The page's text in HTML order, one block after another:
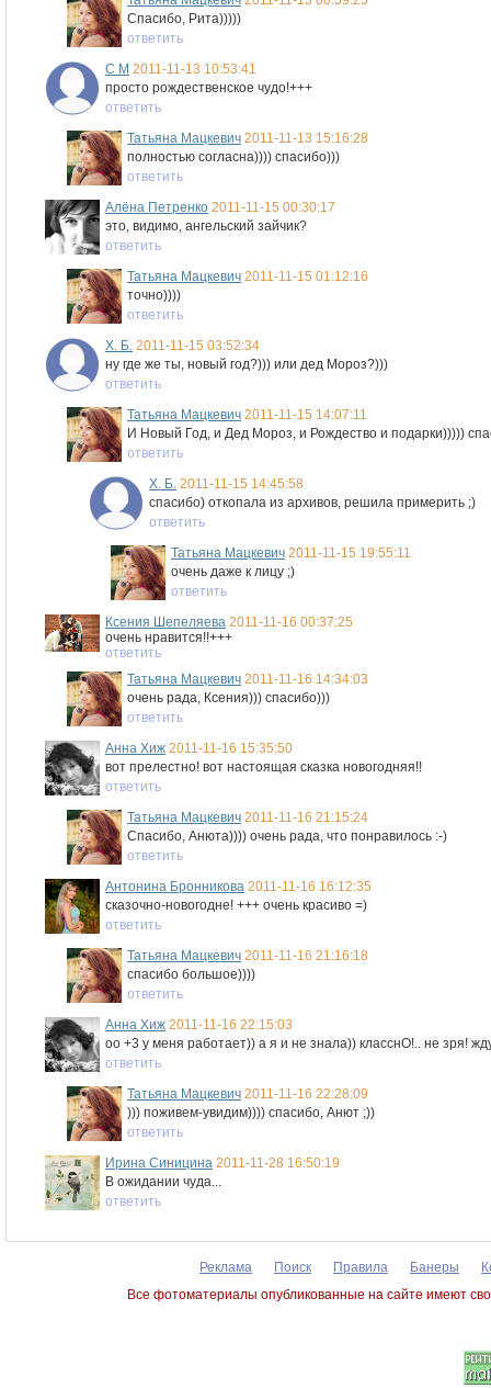
Спасибо, Рита)))))
ответить
С М 2011-11-13 10:53:41
просто рождественское чудо!+++
ответить
Татьяна Мацкевич 2011-11-13 15:16:28
полностью согласна)))) спасибо)))
ответить
Алёна Петренко 2011-11-15 00:30:17
это, видимо, ангельский зайчик?
ответить
Татьяна Мацкевич 2011-11-15 01:12:16
точно))))
ответить
Х. Б. 2011-11-15 03:52:34
ну где же ты, новый год?))) или дед Мороз?)))
ответить
Татьяна Мацкевич 2011-11-15 14:07:11
И Новый Год, и Дед Мороз, и Рождество и подарки)))))
ответить
Х. Б. 2011-11-15 14:45:58
спасибо) откопала из архивов, решила примерить ;)
ответить
Татьяна Мацкевич 2011-11-15 19:55:11
очень даже к лицу ;)
ответить
Ксения Шепеляева 2011-11-16 00:37:25
очень нравится!!+++
ответить
Татьяна Мацкевич 2011-11-16 14:34:03
очень рада, Ксения))) спасибо)))
ответить
Анна Хиж 2011-11-16 15:35:50
вот прелестно! вот настоящая сказка новогодняя!!
ответить
Татьяна Мацкевич 2011-11-16 21:15:24
Cпасибо, Анюта)))) очень рада, что понравилось :-)
ответить
Антонина Бронникова 2011-11-16 16:12:35
сказочно-новогодне! +++ очень красиво =)
ответить
Татьяна Мацкевич 2011-11-16 21:16:18
спасибо большое))))
ответить
Анна Хиж 2011-11-16 22:15:03
оо +3 у меня работает)) а я и не знала)) класснО!.. не зря!
ответить
Татьяна Мацкевич 2011-11-16 22:28:09
))) поживем-увидим)))) спасибо, Анют ;))
ответить
Ирина Синицина 2011-11-28 16:50:19
В ожидании чуда...
ответить
Реклама Поиск Правила Банеры
Все фотоматериалы опубликованные на сайте имеют